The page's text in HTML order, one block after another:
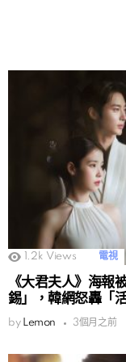
1.2k Views 電視
《大君夫人》海報
錫」，韓網怒轟「活
by Lemon 3個月之前